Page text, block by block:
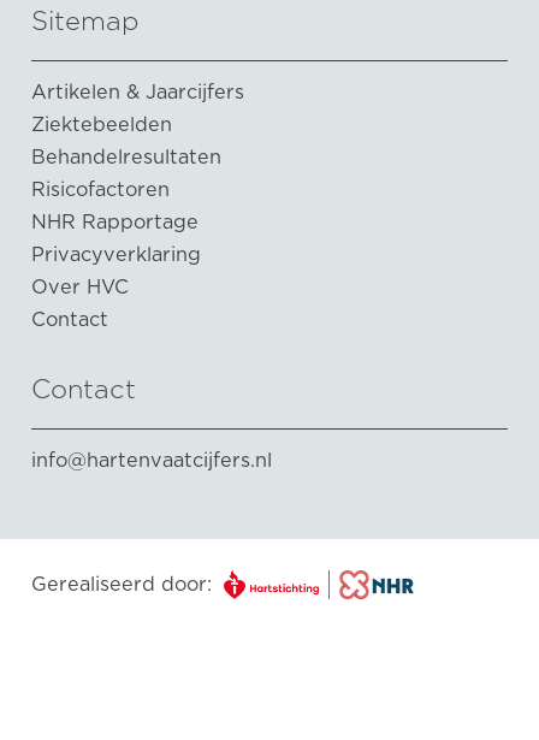
Sitemap
Artikelen & Jaarcijfers
Ziektebeelden
Behandelresultaten
Risicofactoren
NHR Rapportage
Privacyverklaring
Over HVC
Contact
Contact
info@hartenvaatcijfers.nl
Gerealiseerd door: